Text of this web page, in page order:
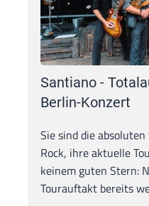
Santiano -
Berlin-Konzert
Sie sind die
Rock, ihre aktuelle
keinem guten Stern:
Tourauftakt bereits